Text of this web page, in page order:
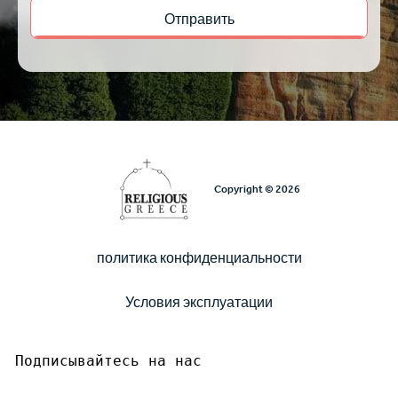
Copyright © 2026
Υποσέλιδο
политика конфиденциальности
Условия эксплуатации
Подписывайтесь на нас